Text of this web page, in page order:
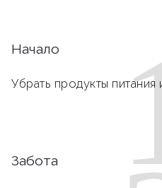
Начало
Убрать продукты питания
Забота